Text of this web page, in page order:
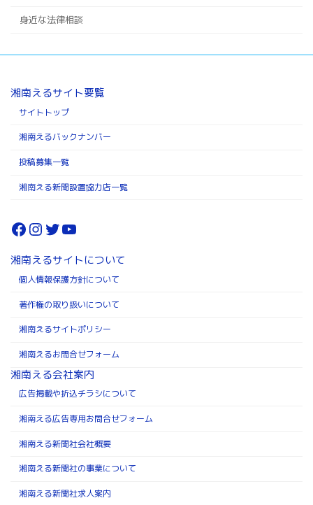
身近な法律相談
湘南えるサイト要覧
サイトトップ
湘南えるバックナンバー
投稿募集一覧
湘南える新聞設置協力店一覧
Facebook
Instagram
Twitter
YouTube
湘南えるサイトについて
個人情報保護方針について
著作権の取り扱いについて
湘南えるサイトポリシー
湘南えるお問合せフォーム
湘南える会社案内
広告掲載や折込チラシについて
湘南える広告専用お問合せフォーム
湘南える新聞社会社概要
湘南える新聞社の事業について
湘南える新聞社求人案内